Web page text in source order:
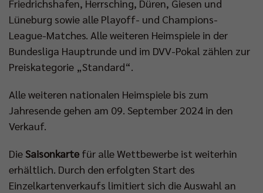
Friedrichshafen, Herrsching, Düren, Giesen und
Lüneburg sowie alle Playoff- und Champions-
League-Matches. Alle weiteren Heimspiele in der
Bundesliga Hauptrunde und im DVV-Pokal zählen zur
Preiskategorie „Standard“.
Alle weiteren nationalen Heimspiele bis zum
Jahresende gehen am 09. September 2024 in den
Verkauf.
Die Saisonkartefür alle Wettbewerbe ist weiterhin
erhältlich. Durch den erfolgten Start des
Einzelkartenverkaufs limitiert sich die Auswahl an